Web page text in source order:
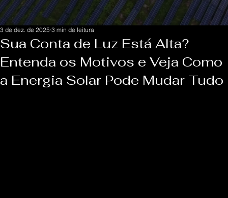
Sua Conta de Luz Está Alta?
Entenda os Motivos e Veja Como
a Energia Solar Pode Mudar Tudo
3 de dez. de 2025 3 min de leitura